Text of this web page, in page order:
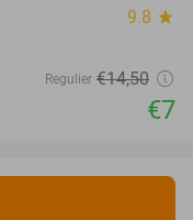
9.8 star
Regulier €14,50
€7